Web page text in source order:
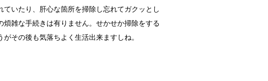
いたり、肝心な箇所を掃除し忘れてガクッとし
雑な手続きは有りません。せかせか掃除をする
その後も気落ちよく生活出来ますしね。